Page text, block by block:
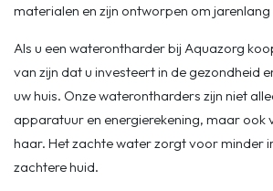
materialen en zijn ontworpen om
Als u een waterontharder bij Aquazorg
van zijn dat u investeert in de gezondheid
uw huis. Onze waterontharders zijn niet
apparatuur en energierekening, maar ook
haar. Het zachte water zorgt voor minder
zachtere huid.